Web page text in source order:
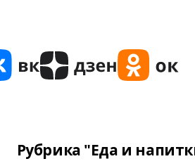
Рубрика "Еда и